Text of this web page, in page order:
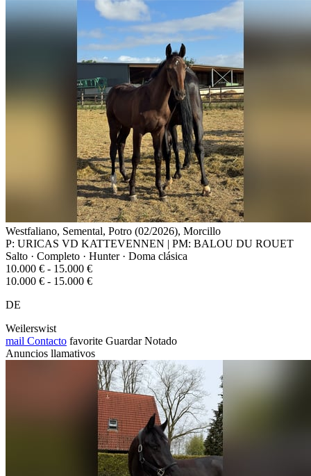
Westfaliano, Semental, Potro (02/2026), Morcillo
P: URICAS VD KATTEVENNEN | PM: BALOU DU ROUET
Salto · Completo · Hunter · Doma clásica
10.000 € - 15.000 €
10.000 € - 15.000 €
DE
Weilerswist
mail Contacto favorite Guardar Notado
Anuncios llamativos